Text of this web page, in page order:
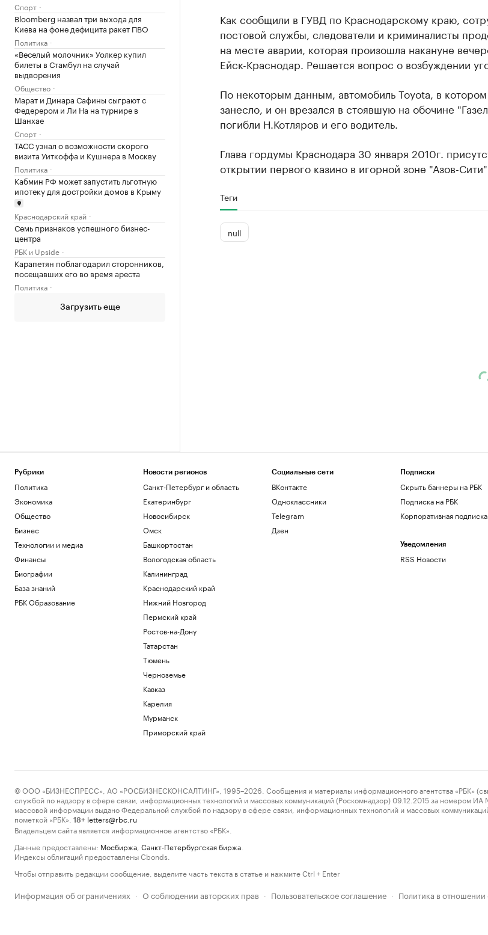
Спорт
Bloomberg назвал три выхода для
Киева на фоне дефицита ракет ПВО
Политика
«Веселый молочник» Уолкер купил
билеты в Стамбул на случай
выдворения
Общество
Марат и Динара Сафины сыграют с
Федерером и Ли На на турнире в
Шанхае
Спорт
ТАСС узнал о возможности скорого
визита Уиткоффа и Кушнера в Москву
Политика
Кабмин РФ может запустить льготную
ипотеку для достройки домов в Крыму
Краснодарский край
Семь признаков успешного бизнес-
центра
РБК и Upside
Карапетян поблагодарил сторонников,
посещавших его во время ареста
Политика
Загрузить еще
Как сообщили в ГУВД по Краснодарскому краю,
постовой службы, следователи и криминалисты
на месте аварии, которая произошла накануне
Ейск-Краснодар. Решается вопрос о возбуждении
По некоторым данным, автомобиль Toyota, в котором
занесло, и он врезался в стоявшую на обочине
погибли Н.Котляров и его водитель.
Глава гордумы Краснодара 30 января 2010г.
открытии первого казино в игорной зоне "Азов-Сити".
Теги
null
Рубрики
Политика
Экономика
Общество
Бизнес
Технологии и медиа
Финансы
Биографии
База знаний
РБК Образование
Новости регионов
Санкт-Петербург и область
Екатеринбург
Новосибирск
Омск
Башкортостан
Вологодская область
Калининград
Краснодарский край
Нижний Новгород
Пермский край
Ростов-на-Дону
Татарстан
Тюмень
Черноземье
Кавказ
Карелия
Мурманск
Приморский край
Социальные сети
ВКонтакте
Одноклассники
Telegram
Дзен
Подписки
Скрыть баннеры на РБК
Подписка на РБК
Корпоративная подписка
Уведомления
RSS Новости
© ООО «БИЗНЕСПРЕСС», АО «РОСБИЗНЕСКОНСАЛТИНГ», 1995–2026. Сообщения и материалы информационного агентства «РБК»
службой по надзору в сфере связи, информационных технологий и массовых коммуникаций (Роскомнадзор) 09.12.2015 за номером
массовой информации выдано Федеральной службой по надзору в сфере связи, информационных технологий и массовых
пометкой «РБК».
18+ letters@rbc.ru
Владельцем сайта является информационное агентство «РБК».
Данные предоставлены: Мосбиржа Санкт-Петербургская биржа
Индексы облигаций предоставлены Cbonds.
Чтобы отправить редакции сообщение, выделите часть текста в статье и нажмите Ctrl + Enter
Информация об ограничениях · О соблюдении авторских прав · Пользовательское соглашение · Политика в